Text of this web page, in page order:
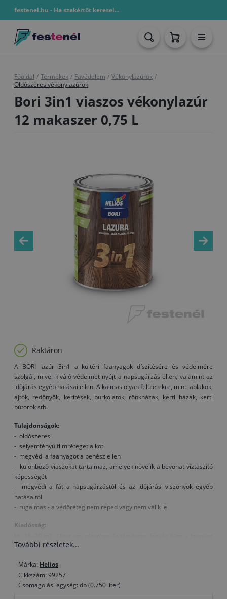
festenel.hu - Ha szakértőt keresel...
Főoldal / Termékek / Favédelem / Vékonylazúrok /
Oldószeres vékonylazúrok
Bori 3in1 viaszos vékonylazúr
12 makaszer 0,75 L
Raktáron
A BORI lazúr 3in1 a kültéri faanyagok díszítésére és védelmére
szolgál, mivel kiváló védelmet nyújt a napsugárzás ellen, valamint az
időjárás egyéb hatásai ellen. Alkalmas olyan felületekre, mint: ablakok,
ajtók, redőnyök, kerítések, burkolatok, rönkházak, kerti házak, kerti
bútorok stb.
Tulajdonságok:
- oldószeres
- selyemfényű filmréteget alkot
- megvédi a faanyagot a penész ellen
- különböző viaszokat tartalmaz, amelyek növelik a bevonat víztaszító
képességét
- megvédi a fát a napsugárzástól és az időjárási viszonyok egyéb
hatásaitól
- rugalmas - a védőréteg nem reped vagy nem válik le
Kiadósság:
kezelésétől, típusától és a felvitt mennyiségtől).
Felület előkészítése:
Új faanyag:A nedvességtartalom nyitvatermőknél nem haladhatja
meg a 15%-ot, lombhullató fáknál pedig a 12%-ot. A száraz felületet
További részletek...
Márka: Helios
Cikkszám: 99257
Csomagolási egység: db (0.750 liter)